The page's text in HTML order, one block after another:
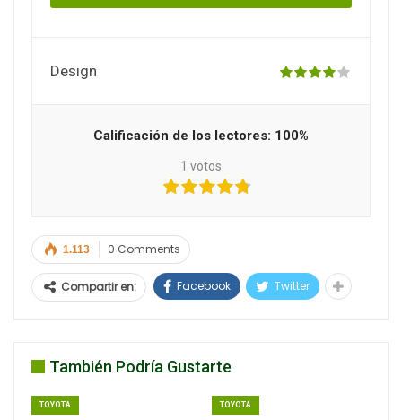
Design
Calificación de los lectores: 100%
1 votos
0 Comments
1.113
Compartir en: Facebook Twitter
También Podría Gustarte
TOYOTA TOYOTA